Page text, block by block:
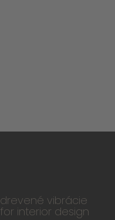
drevené vibrácie
for interior design